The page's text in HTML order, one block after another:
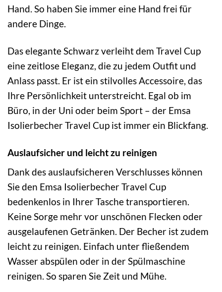
Hand. So haben Sie immer eine Hand frei für
andere Dinge.
Das elegante Schwarz verleiht dem Travel Cup
eine zeitlose Eleganz, die zu jedem Outfit und
Anlass passt. Er ist ein stilvolles Accessoire, das
Ihre Persönlichkeit unterstreicht. Egal ob im
Büro, in der Uni oder beim Sport – der Emsa
Isolierbecher Travel Cup ist immer ein Blickfang.
Auslaufsicher und leicht zu reinigen
Dank des auslaufsicheren Verschlusses können
Sie den Emsa Isolierbecher Travel Cup
bedenkenlos in Ihrer Tasche transportieren.
Keine Sorge mehr vor unschönen Flecken oder
ausgelaufenen Getränken. Der Becher ist zudem
leicht zu reinigen. Einfach unter fließendem
Wasser abspülen oder in der Spülmaschine
reinigen. So sparen Sie Zeit und Mühe.